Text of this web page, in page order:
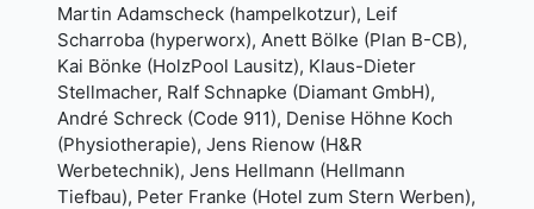
Martin Adamscheck (hampelkotzur), Leif
Scharroba (hyperworx), Anett Bölke (Plan B-CB),
Kai Bönke (HolzPool Lausitz), Klaus-Dieter
Stellmacher, Ralf Schnapke (Diamant GmbH),
André Schreck (Code 911), Denise Höhne Koch
(Physiotherapie), Jens Rienow (H&R
Werbetechnik), Jens Hellmann (Hellmann
Tiefbau), Peter Franke (Hotel zum Stern Werben),